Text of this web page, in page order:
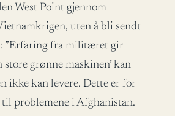
West Point gjennom
uten å bli sendt
”Erfaring fra militæret gir
store grønne maskinen’ kan
ikke kan levere. Dette er for
problemene i Afghanistan.